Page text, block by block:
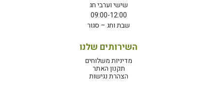
שישי וערבי חג
09:00-12:00
שבת וחג – סגור
השירותים שלנו
מדיניות משלוחים
תקנון האתר
הצהרת נגישות